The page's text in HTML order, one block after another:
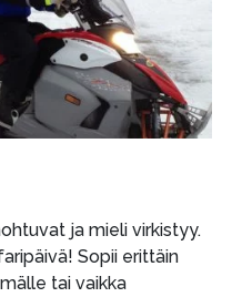
ja mieli virkistyy.
Sopii erittäin
tai vaikka